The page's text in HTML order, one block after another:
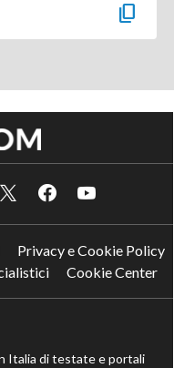
content_copy
Privacy e Cookie Policy
Cookie Center
Italia di testate e portali